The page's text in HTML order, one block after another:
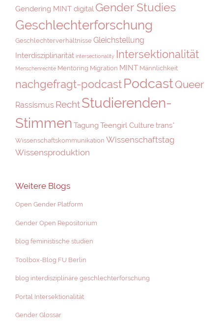
Gendering MINT digital Gender Studies
Geschlechterforschung
Geschlechterverhältnisse Gleichstellung
Interdisziplinarität intersectionality Intersektionalität
Menschenrechte Mentoring Migration MINT Männlichkeit
nachgefragt-podcastPodcastQueer
Rassismus RechtStudierenden-
Stimmen Tagung Teengirl Culturetrans*
Wissenschaftskommunikation Wissenschaftstag
Wissensproduktion
Weitere Blogs
Open Gender Platform
Gender Open Repositorium
blog feministische studien
Toolbox-Blog FU Berlin
blog interdisziplinäre geschlechterforschung
Portal Intersektionalität
Gender Glossar